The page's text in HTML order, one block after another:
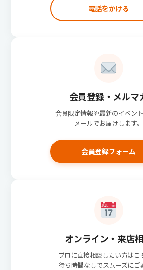
電話をかける
会員登録・メルマ
会員限定情報や最新のイベン
メールでお届けします。
会員登録フォーム
オンライン・来店
プロに直接相談したい方はこ
待ち時間なしでスムーズにご